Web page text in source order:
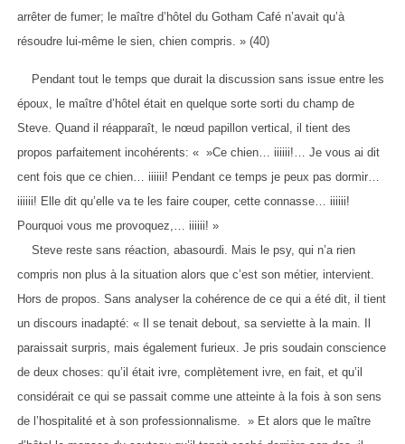
arrêter de fumer; le maître d’hôtel du Gotham Café n’avait qu’à
résoudre lui-même le sien, chien compris. » (40)
Pendant tout le temps que durait la discussion sans issue entre les
époux, le maître d’hôtel était en quelque sorte sorti du champ de
Steve. Quand il réapparaît, le nœud papillon vertical, il tient des
propos parfaitement incohérents: « »Ce chien… iiiiii!… Je vous ai dit
cent fois que ce chien… iiiiii! Pendant ce temps je peux pas dormir…
iiiiii! Elle dit qu’elle va te les faire couper, cette connasse… iiiiii!
Pourquoi vous me provoquez,… iiiiii! »
Steve reste sans réaction, abasourdi. Mais le psy, qui n’a rien
compris non plus à la situation alors que c’est son métier, intervient.
Hors de propos. Sans analyser la cohérence de ce qui a été dit, il tient
un discours inadapté: « Il se tenait debout, sa serviette à la main. Il
paraissait surpris, mais également furieux. Je pris soudain conscience
de deux choses: qu’il était ivre, complètement ivre, en fait, et qu’il
considérait ce qui se passait comme une atteinte à la fois à son sens
de l’hospitalité et à son professionnalisme. » Et alors que le maître